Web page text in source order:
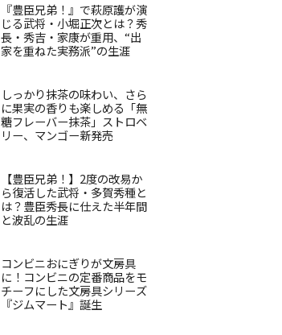
『豊臣兄弟！』で萩原護が演
じる武将・小堀正次とは？秀
長・秀吉・家康が重用、“出
家を重ねた実務派”の生涯
しっかり抹茶の味わい、さら
に果実の香りも楽しめる「無
糖フレーバー抹茶」ストロベ
リー、マンゴー新発売
【豊臣兄弟！】2度の改易か
ら復活した武将・多賀秀種と
は？豊臣秀長に仕えた半年間
と波乱の生涯
コンビニおにぎりが文房具
に！コンビニの定番商品をモ
チーフにした文房具シリーズ
『ジムマート』誕生